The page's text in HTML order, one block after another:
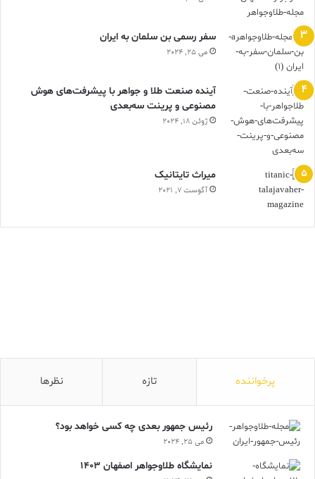
سفر رسمی بن سلمان به ایران
می 25, 2024
آینده صنعت طلا و جواهر با پیشرفت‌های هوش
مصنوعی و پرینت سه‌بعدی
ژوئن 18, 2024
ميراث تايتانيک
آگوست 7, 2021
پرخواننده تازه نظرها
رئیس جمهور بعدی چه کسی خواهد بود؟
می 25, 2024
نمایشگاه طلاوجواهر اصفهان 1403